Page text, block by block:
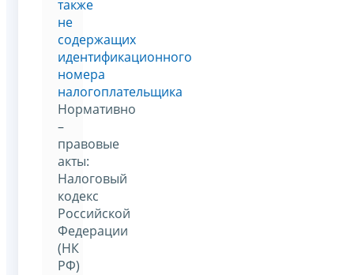
также
не
содержащих
идентификационного
номера
налогоплательщика
Нормативно
–
правовые
акты:
Налоговый
кодекс
Российской
Федерации
(НК
РФ)